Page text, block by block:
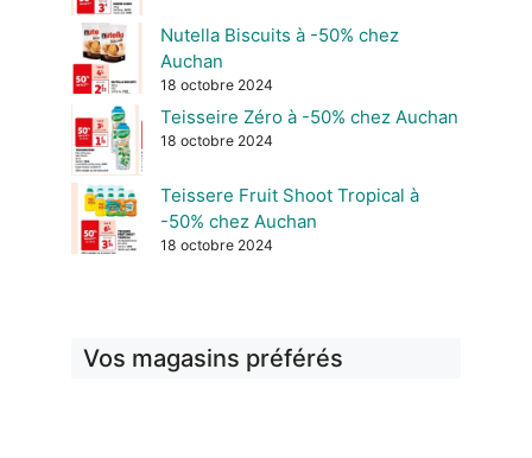
Nutella Biscuits à -50% chez
Auchan
18 octobre 2024
Teisseire Zéro à -50% chez Auchan
18 octobre 2024
Teissere Fruit Shoot Tropical à
-50% chez Auchan
18 octobre 2024
Vos magasins préférés